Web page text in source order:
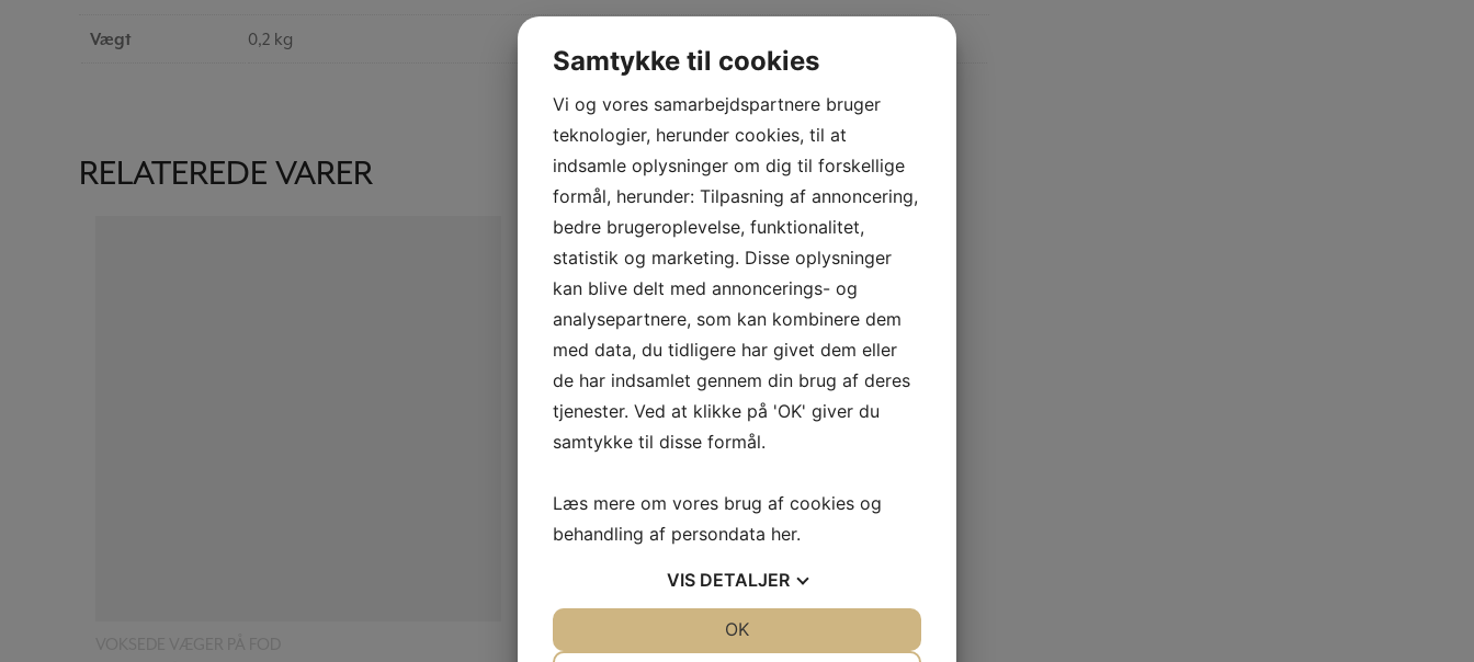
Vægt 0,2 kg
RELATEREDE VARER
PASTILLER
Samtykke til cookies
Vi og vores samarbejdspartnere bruger
teknologier, herunder cookies, til at
indsamle oplysninger om dig til forskellige
formål, herunder: Tilpasning af annoncering,
bedre brugeroplevelse, funktionalitet,
statistik og marketing. Disse oplysninger
kan blive delt med annoncerings- og
analysepartnere, som kan kombinere dem
med data, du tidligere har givet dem eller
de har indsamlet gennem din brug af deres
tjenester. Ved at klikke på 'OK' giver du
samtykke til disse formål.
Læs mere om vores brug af cookies og
behandling af persondata her.
VIS DETALJER
OK